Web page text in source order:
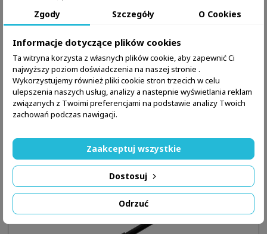
MARKA:BORE TECH
BORE GUIDE (FAŁYSZYWY ZAMEK) DO BRONI BOCZNEGO
ZAPŁONU - BORE TECH
Bore guide - do bocznego zapłonu
279,98 zł
 Szczegóły produktu

Zgody Szczegóły O Cookies
Informacje dotyczące plików cookies
Ta witryna korzysta z własnych plików cookie, aby zapewnić Ci
najwyższy poziom doświadczenia na naszej stronie .
Wykorzystujemy również pliki cookie stron trzecich w celu
ulepszenia naszych usług, analizy a nastepnie wyświetlania reklam
związanych z Twoimi preferencjami na podstawie analizy Twoich
zachowań podczas nawigacji.
Odrzuć
Dostosuj
Zaakceptuj wszystkie